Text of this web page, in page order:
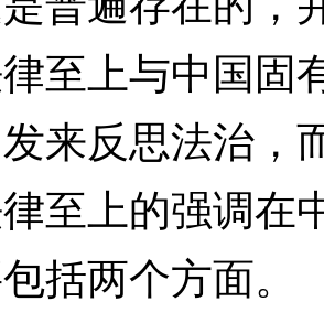
至上与中国固
来反思法治，
至上的强调在
括两个方面。